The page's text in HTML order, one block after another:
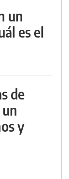
un
es el
de
y